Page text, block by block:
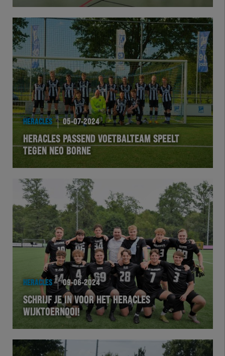
Herakids
Team Zwart Wit
Futsal
eSports
HERACLES 05-07-2024
HERACLES PASSEND VOETBALTEAM SPEELT
TEGEN NEO BORNE
HERACLES 09-06-2024
SCHRIJF JE IN VOOR HET HERACLES
WIJKTOERNOOI!